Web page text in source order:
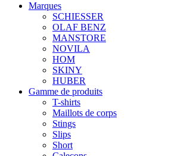
Marques
SCHIESSER
OLAF BENZ
MANSTORE
NOVILA
HOM
SKINY
HUBER
Gamme de produits
T-shirts
Maillots de corps
Stings
Slips
Short